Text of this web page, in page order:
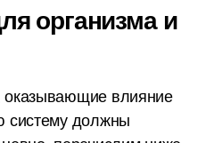
организма и
оказывающие влияние
систему должны